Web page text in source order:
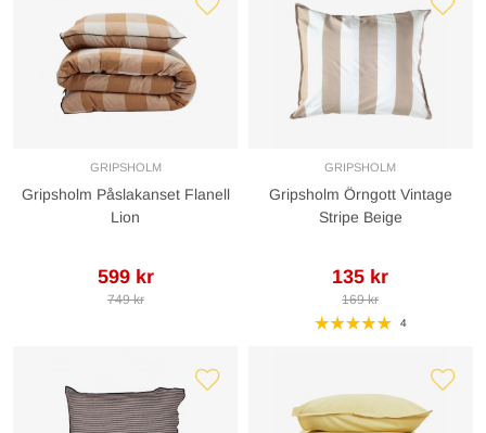
GRIPSHOLM
Gripsholm Påslakanset Flanell
Lion
599 kr
749 kr
GRIPSHOLM
Gripsholm Örngott Vintage
Stripe Beige
135 kr
169 kr
4